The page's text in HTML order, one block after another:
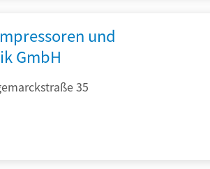
und
GmbH
35